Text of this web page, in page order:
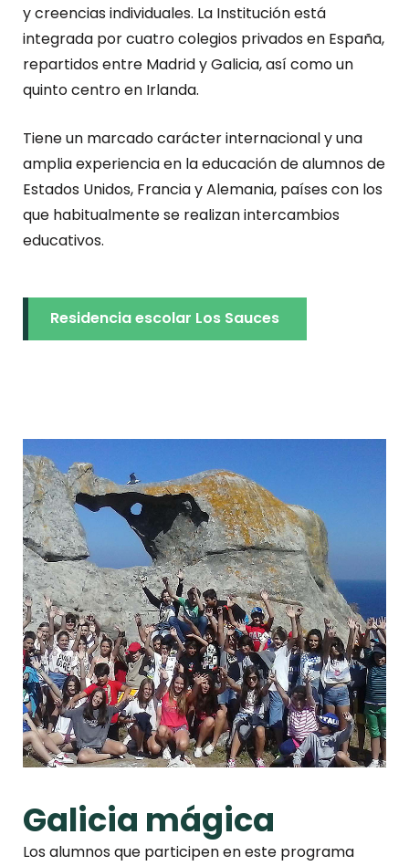
y creencias individuales. La Institución está
integrada por cuatro colegios privados en España,
repartidos entre Madrid y Galicia, así como un
quinto centro en Irlanda.
Tiene un marcado carácter internacional y una
amplia experiencia en la educación de alumnos de
Estados Unidos, Francia y Alemania, países con los
que habitualmente se realizan intercambios
educativos.
Residencia escolar Los Sauces
Galicia mágica
Los alumnos que participen en este programa